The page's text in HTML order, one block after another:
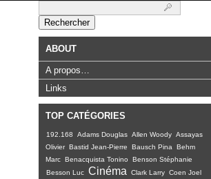
ABOUT
A propos…
Links
TOP CATÉGORIES
192.168 Adams Douglas Allen Woody Assayas
Olivier Bastid Jean-Pierre Bausch Pina
Behm
Marc Benacquista Tonino
Benson Stéphanie
Besson Luc Cinéma Clark Larry Coen Joel